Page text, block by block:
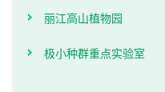
丽江高山植物园
极小种群重点实验室